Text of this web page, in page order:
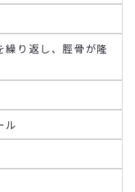
り返し、脛骨が隆
ル